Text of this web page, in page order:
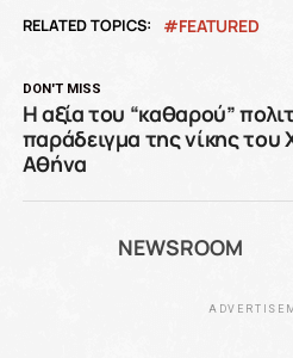
RELATED TOPICS: FEATURED
DON'T MISS
Η αξία του “καθαρού”
παράδειγμα της νίκης
Αθήνα
NEWSROOM